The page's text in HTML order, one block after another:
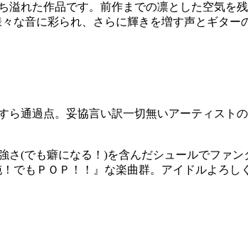
れた作品です。前作までの凛とした空気を
な音に彩られ、さらに輝きを増す声とギタ
通過点。妥協言い訳一切無いアーティスト
(でも癖になる！)を含んだシュールでファ
でもＰＯＰ！！』な楽曲群。アイドルよろし